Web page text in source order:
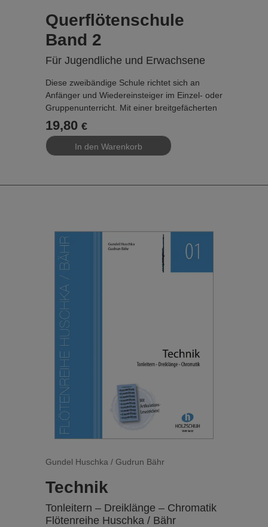
Querflötenschule
Band 2
Für Jugendliche und Erwachsene
Diese zweibändige Schule richtet sich an
Anfänger und Wiedereinsteiger im Einzel- oder
Gruppenunterricht. Mit einer breitgefächerten
Literaturauswahl von der Renaissance über
südamerikanische Folklore bis hin zu
Improvisationen mit neuen Spieltechniken
führen die erfahrenen Autorinnen in gut
Flötentechnik. Wie ein roter Faden zieht sich
bilden Übetipps, Körper- und Atemübungen,
Hintergrundinformationen oder Anekdoten
einen „grünen Faden“. Die durchgehende
Zweistimmigkeit in beiden Bänden weckt
Musizierfreude, vermittelt Klangideale und
zeigt musikalische Ausdrucksmöglichkeiten,
die den Weg zu einer eigenen Interpretation
ebnen.
19,80 €
Gundel Huschka / Gudrun Bähr
Technik
Tonleitern – Dreiklänge – Chromatik
Flötenreihe Huschka / Bähr